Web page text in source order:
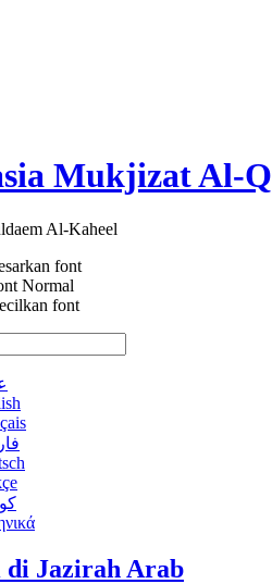
Mukjizat Al-
Al-Kaheel
di Jazirah Arab